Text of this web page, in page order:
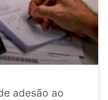
adesão ao